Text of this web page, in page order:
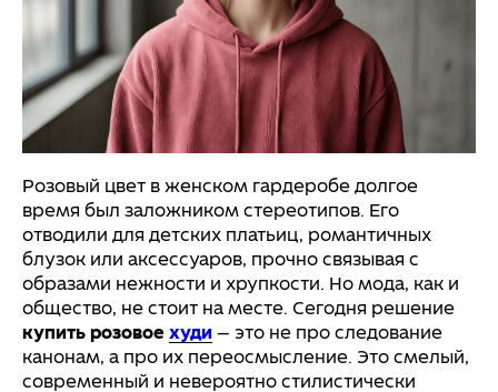
Розовый цвет в женском гардеробе долгое
время был заложником стереотипов. Его
отводили для детских платьиц, романтичных
блузок или аксессуаров, прочно связывая с
образами нежности и хрупкости. Но мода, как и
общество, не стоит на месте. Сегодня решение
купить розовое худи — это не про следование
канонам, а про их переосмысление. Это смелый,
современный и невероятно стилистически